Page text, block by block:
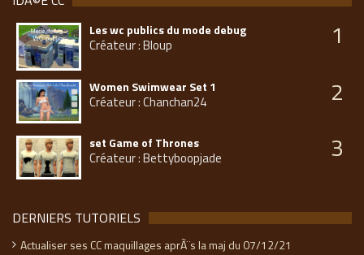
Les wc publics du mode debug
Créateur : Bloup 1
Women Swimwear Set 1
Créateur : Chanchan24 2
set Game of Thrones
Créateur : Bettyboopjade 3
DERNIERS TUTORIELS
Actualiser ses CC maquillages aprÃ¨s la maj du 07/12/21